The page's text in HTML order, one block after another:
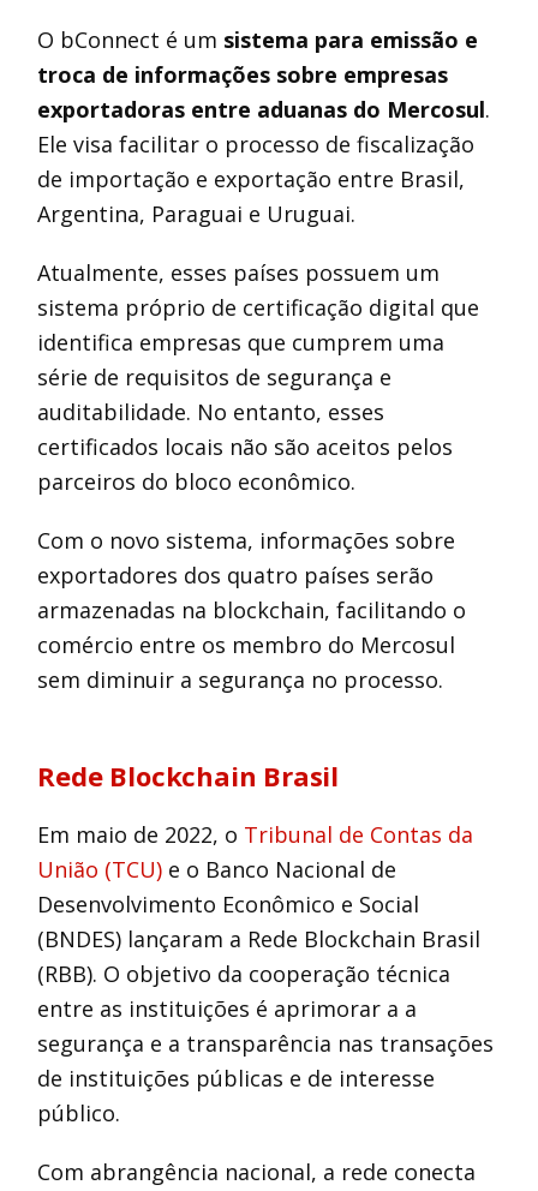
O bConnect é um sistema para emissão e
troca de informações sobre empresas
exportadoras entre aduanas do Mercosul.
Ele visa facilitar o processo de fiscalização
de importação e exportação entre Brasil,
Argentina, Paraguai e Uruguai.
Atualmente, esses países possuem um
sistema próprio de certificação digital que
identifica empresas que cumprem uma
série de requisitos de segurança e
auditabilidade. No entanto, esses
certificados locais não são aceitos pelos
parceiros do bloco econômico.
Com o novo sistema, informações sobre
exportadores dos quatro países serão
armazenadas na blockchain, facilitando o
comércio entre os membro do Mercosul
sem diminuir a segurança no processo.
Rede Blockchain Brasil
Em maio de 2022, o Tribunal de Contas da
União (TCU) e o Banco Nacional de
Desenvolvimento Econômico e Social
(BNDES) lançaram a Rede Blockchain Brasil
(RBB). O objetivo da cooperação técnica
entre as instituições é aprimorar a a
segurança e a transparência nas transações
de instituições públicas e de interesse
público.
Com abrangência nacional, a rede conecta